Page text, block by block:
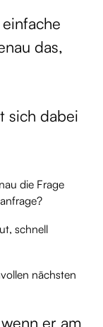
das,
sich dabei
die Frage
schnell
nächsten
er am